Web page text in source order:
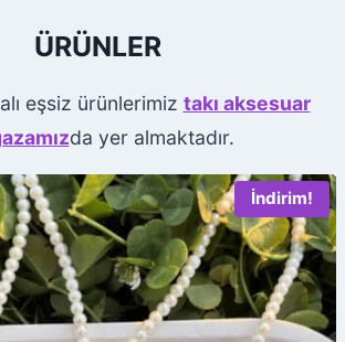
ÜRÜNLER
eşsiz ürünlerimiz takı aksesuar
da yer almaktadır.
İndirim!